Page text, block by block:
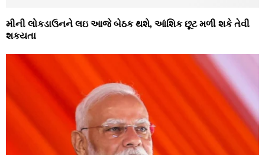
મીની લોકડાઉનને લઇ આજે બેઠક થશે, આંશિક છૂટ મળી શકે તેવી
શકયતા